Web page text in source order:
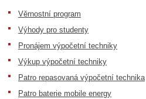
Věrnostní program
Výhody pro studenty
Pronájem výpočetní techniky
Výkup výpočetní techniky
Patro repasovaná výpočetní technika
Patro baterie mobile energy